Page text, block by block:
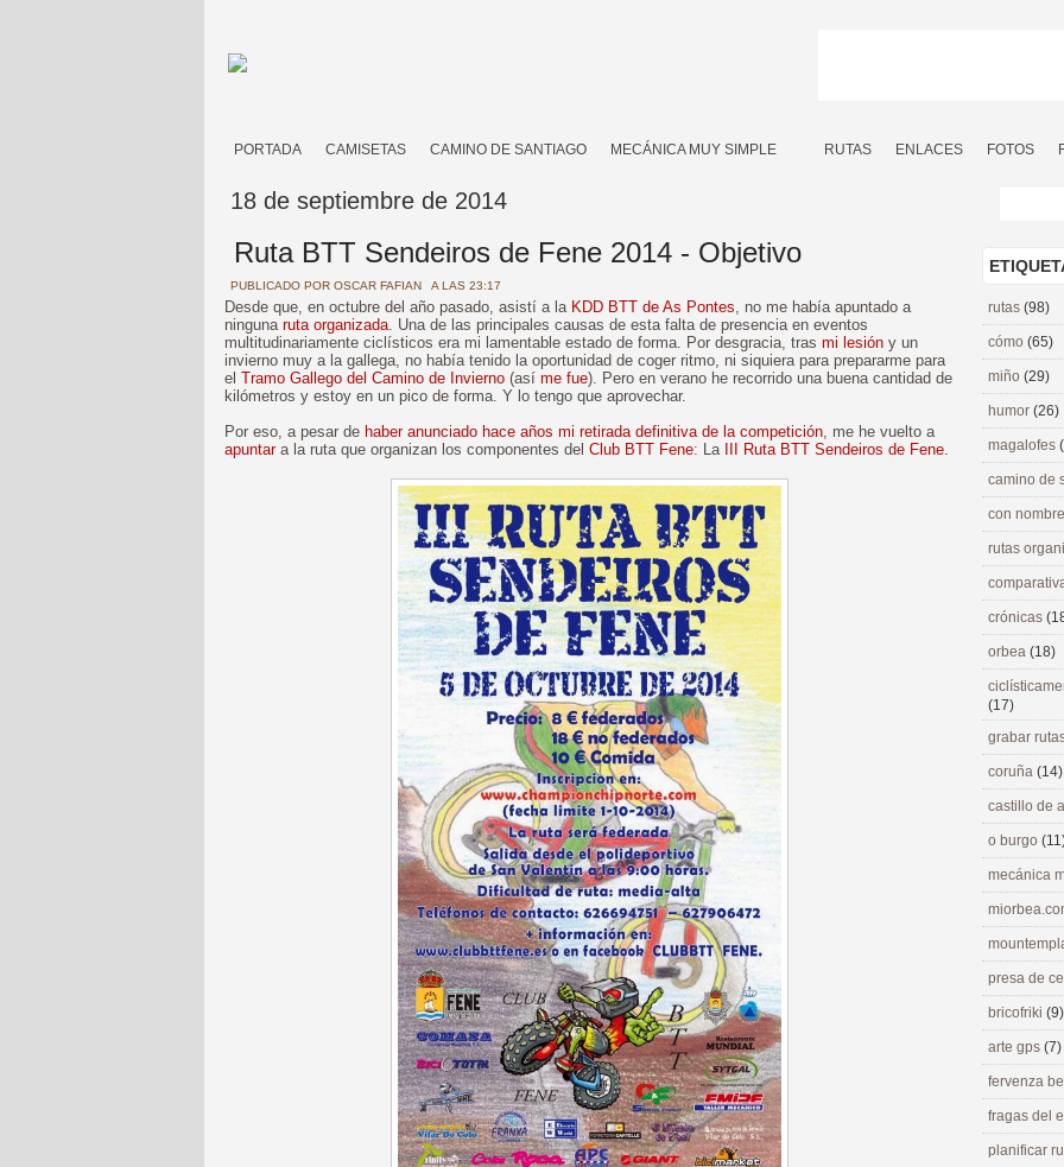
PORTADA CAMISETAS CAMINO DE SANTIAGO MECÁNICA MUY SIMPLE RUTAS ENLACES FOTOS
18 de septiembre de 2014
Ruta BTT Sendeiros de Fene 2014 - Objetivo
PUBLICADO POR OSCAR FAFIAN A LAS 23:17
Desde que, en octubre del año pasado, asistí a la KDD BTT de As Pontes, no me había apuntado a
ninguna ruta organizada. Una de las principales causas de esta falta de presencia en eventos
multitudinariamente ciclísticos era mi lamentable estado de forma. Por desgracia, tras mi lesión y un
invierno muy a la gallega, no había tenido la oportunidad de coger ritmo, ni siquiera para prepararme para
el Tramo Gallego del Camino de Invierno (así me fue). Pero en verano he recorrido una buena cantidad de
kilómetros y estoy en un pico de forma. Y lo tengo que aprovechar.
Por eso, a pesar de haber anunciado hace años mi retirada definitiva de la competición, me he vuelto a
apuntara la ruta que organizan los componentes del Club BTT Fene: La III Ruta BTT Sendeiros de Fene.
rutas (98)
cómo (65)
miño (29)
humor (26)
magalofes
camino de
con
rutas
crónicas
orbea (18)
(17)
grabar
coruña (14)
castillo de
o burgo
mecánica
presa de
bricofriki (9)
arte gps (7)
fervenza
fragas del
planificar